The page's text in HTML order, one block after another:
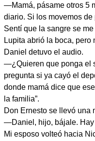
—Mamá, pásame otros 5
diario. Si los movemos de
Sentí que la sangre se
Lupita abrió la boca, pero
Daniel detuvo el audio.
—¿Quieren que ponga el
pregunta si ya cayó el
donde mamá dice que
la familia”.
Don Ernesto se llevó una
—Daniel, hijo, bájale. Hay
Mi esposo volteó hacia